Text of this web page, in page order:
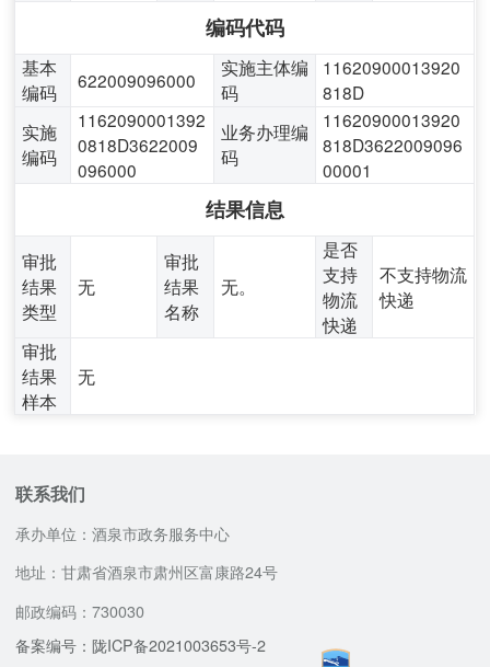
编码代码
基本
编码
622009096000
实施主体编
码
11620900013920
818D
实施
编码
1162090001392
0818D3622009
096000
业务办理编
码
11620900013920
818D3622009096
00001
结果信息
审批
结果
类型
无
审批
结果
名称
无。
是否
支持
物流
快递
不支持物流
快递
审批
结果
样本
无
联系我们
承办单位：酒泉市政务服务中心
地址：甘肃省酒泉市肃州区富康路24号
邮政编码：730030
备案编号：陇ICP备2021003653号-2